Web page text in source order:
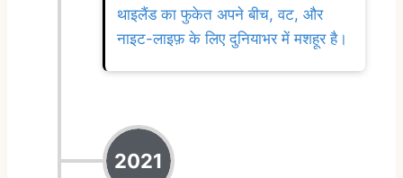
थाइलैंड का फुकेत अपने बीच, वट, और
नाइट-लाइफ़ के लिए दुनियाभर में मशहूर है।
2021